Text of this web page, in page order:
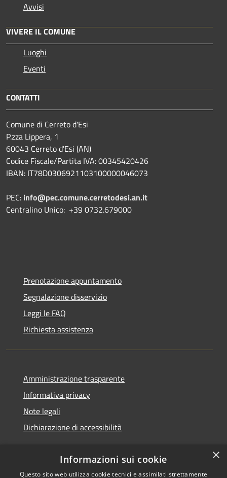
Avvisi
VIVERE IL COMUNE
Luoghi
Eventi
CONTATTI
Comune di Cerreto d'Esi
P.zza Lippera, 1
60043 Cerreto d'Esi (AN)
Codice Fiscale/Partita IVA: 00345420426
IBAN: IT78D0306921103100000046073
PEC: info@pec.comune.cerretodesi.an.it
Centralino Unico: +39 0732.679000
Prenotazione appuntamento
Segnalazione disservizio
Leggi le FAQ
Richiesta assistenza
Amministrazione trasparente
Informativa privacy
Note legali
Dichiarazione di accessibilità
×
Informazioni sui cookie
Questo sito web utilizza cookie tecnici e assimilati strettamente